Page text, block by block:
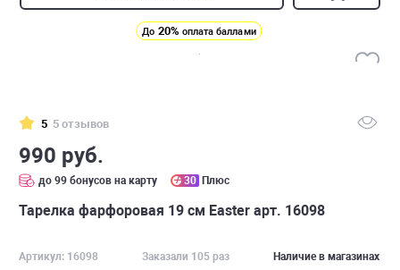
До 20% оплата баллами
5 5 отзывов
990 руб.
до 99 бонусов на карту 30 Плюс
Тарелка фарфоровая 19 см Easter арт. 16098
Артикул: 16098 Заказали 105 раз Наличие в магазинах